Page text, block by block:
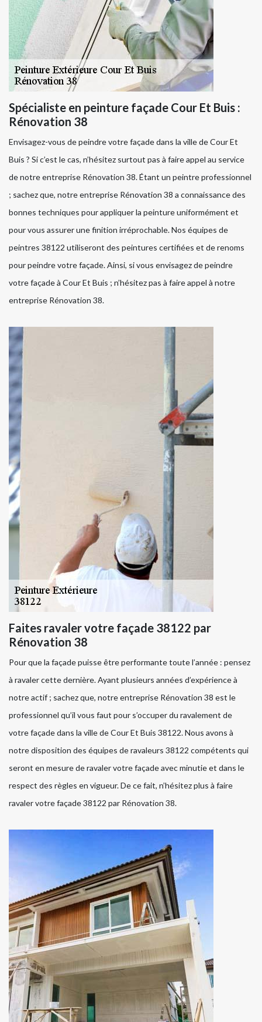
Spécialiste en peinture façade Cour Et Buis :
Rénovation 38
Envisagez-vous de peindre votre façade dans la ville de Cour Et
Buis ? Si c’est le cas, n’hésitez surtout pas à faire appel au service
de notre entreprise Rénovation 38. Étant un peintre professionnel
; sachez que, notre entreprise Rénovation 38 a connaissance des
bonnes techniques pour appliquer la peinture uniformément et
pour vous assurer une finition irréprochable. Nos équipes de
peintres 38122 utiliseront des peintures certifiées et de renoms
pour peindre votre façade. Ainsi, si vous envisagez de peindre
votre façade à Cour Et Buis ; n’hésitez pas à faire appel à notre
entreprise Rénovation 38.
Faites ravaler votre façade 38122 par
Rénovation 38
Pour que la façade puisse être performante toute l’année : pensez
à ravaler cette dernière. Ayant plusieurs années d’expérience à
notre actif ; sachez que, notre entreprise Rénovation 38 est le
professionnel qu’il vous faut pour s’occuper du ravalement de
votre façade dans la ville de Cour Et Buis 38122. Nous avons à
notre disposition des équipes de ravaleurs 38122 compétents qui
seront en mesure de ravaler votre façade avec minutie et dans le
respect des règles en vigueur. De ce fait, n’hésitez plus à faire
ravaler votre façade 38122 par Rénovation 38.